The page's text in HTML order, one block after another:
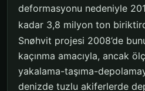
deformasyonu nedeniyle
kadar 3,8 milyon ton
Snøhvit projesi 2008’de
kaçınma amacıyla, ancak
yakalama-taşıma-
denizde tuzlu akiferlerde